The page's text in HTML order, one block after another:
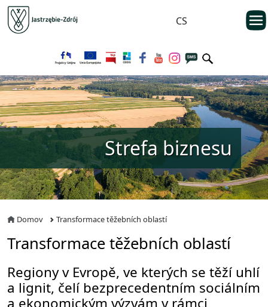
Przejdź do menu głównego
Przejdź do treści
CS
Strefa biznesu
Domov Transformace těžebních oblastí
Transformace těžebních oblastí
Regiony v Evropě, ve kterých se těží uhlí
a lignit, čelí bezprecedentním sociálním
a ekonomickým výzvám v rámci